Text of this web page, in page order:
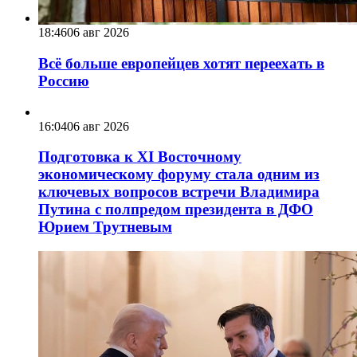
18:4606 авг 2026
Всё больше европейцев хотят переехать в
Россию
16:0406 авг 2026
Подготовка к XI Восточному
экономическому форуму стала одним из
ключевых вопросов встречи Владимира
Путина с полпредом президента в ДФО
Юрием Трутневым